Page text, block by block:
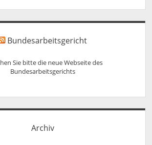
Bundesarbeitsgericht
Sie bitte die neue Webseite des
Bundesarbeitsgerichts
Archiv